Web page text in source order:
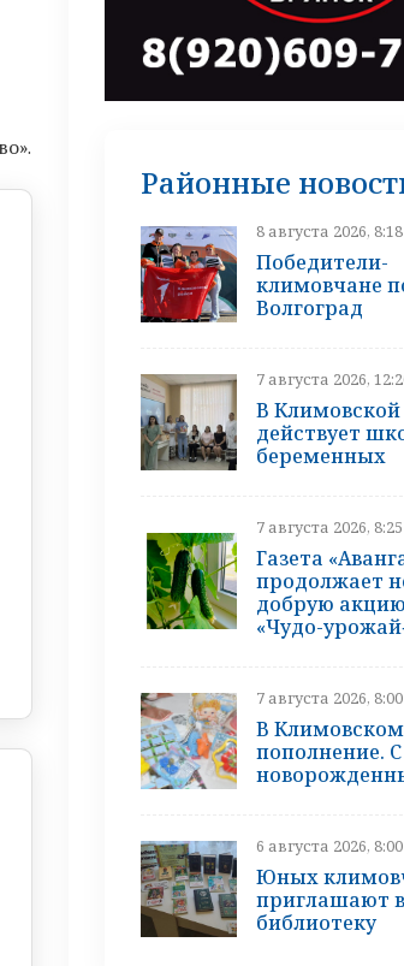
Районные
8 августа 2026, 8:18
Победители-
климовчане
Волгоград
7 августа 2026,
В
действует
беременных
7 августа 2026, 8:25
Газета
продолжает
добрую
«Чудо-
7 августа 2026, 8:00
В
пополнение. С
6 августа 2026, 8:00
Юных
приглашают в
библиотеку